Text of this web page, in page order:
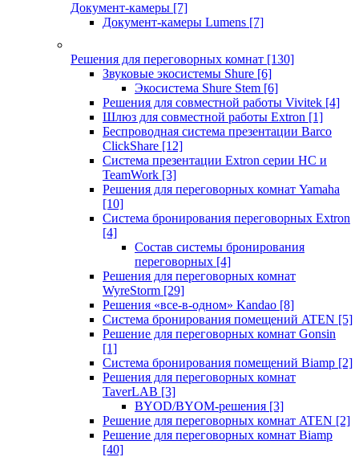
Документ-камеры [7]
Документ-камеры Lumens [7]
Решения для переговорных комнат [130]
Звуковые экосистемы Shure [6]
Экосистема Shure Stem [6]
Решения для совместной работы Vivitek [4]
Шлюз для совместной работы Extron [1]
Беспроводная система презентации Barco
ClickShare [12]
Система презентации Extron серии HC и
TeamWork [3]
Решения для переговорных комнат Yamaha
[10]
Система бронирования переговорных Extron
[4]
Состав системы бронирования
переговорных [4]
Решения для переговорных комнат
WyreStorm [29]
Решения «все-в-одном» Kandao [8]
Система бронирования помещений ATEN [5]
Решение для переговорных комнат Gonsin
[1]
Система бронирования помещений Biamp [2]
Решения для переговорных комнат
TaverLAB [3]
BYOD/BYOM-решения [3]
Решение для переговорных комнат ATEN [2]
Решение для переговорных комнат Biamp
[40]